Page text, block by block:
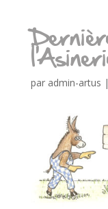
par admin-artus |